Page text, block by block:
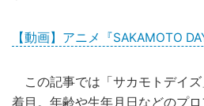
【動画】アニメ『SAKAMOTO
この記事では「サカモトデイ
着目。年齢や生年月日などのプ